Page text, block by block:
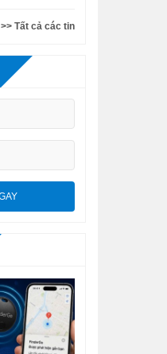
>> Tất cả các tin